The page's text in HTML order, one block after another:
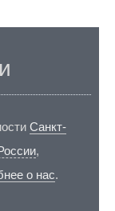
Санкт-
,
о нас.